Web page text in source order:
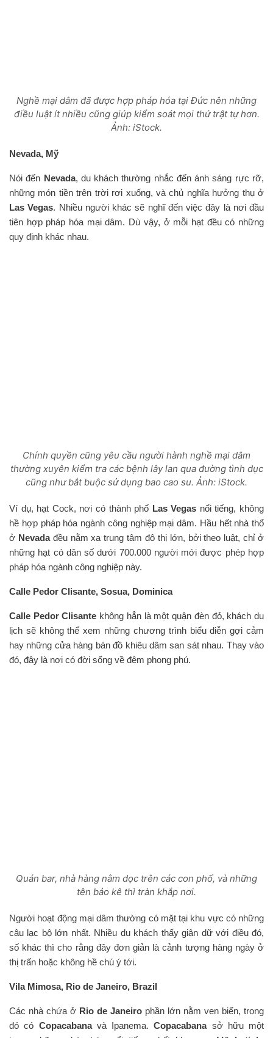
Nghề mại dâm đã được hợp pháp hóa tại Đức nên những
điều luật ít nhiều cũng giúp kiểm soát mọi thứ trật tự hơn.
Ảnh: iStock.
Nevada, Mỹ
Nói đến Nevada, du khách thường nhắc đến ánh sáng rực rỡ,
những món tiền trên trời rơi xuống, và chủ nghĩa hưởng thụ ở
Las Vegas. Nhiều người khác sẽ nghĩ đến việc đây là nơi đầu
tiên hợp pháp hóa mại dâm. Dù vậy, ở mỗi hạt đều có những
quy định khác nhau.
Chính quyền cũng yêu cầu người hành nghề mại dâm
thường xuyên kiểm tra các bệnh lây lan qua đường tình dục
cũng như bắt buộc sử dụng bao cao su. Ảnh: iStock.
Ví dụ, hạt Cock, nơi có thành phố Las Vegas nổi tiếng, không
hề hợp pháp hóa ngành công nghiệp mại dâm. Hầu hết nhà thổ
ở Nevadađều nằm xa trung tâm đô thị lớn, bởi theo luật, chỉ ở
những hạt có dân số dưới 700.000 người mới được phép hợp
pháp hóa ngành công nghiệp này.
Calle Pedor Clisante, Sosua, Dominica
Calle Pedor Clisante không hẳn là một quận đèn đỏ, khách du
lịch sẽ không thể xem những chương trình biểu diễn gợi cảm
hay những cửa hàng bán đồ khiêu dâm san sát nhau. Thay vào
đó, đây là nơi có đời sống về đêm phong phú.
Quán bar, nhà hàng nằm dọc trên các con phố, và những
tên bảo kê thì tràn khắp nơi.
Người hoạt động mại dâm thường có mặt tại khu vực có những
câu lạc bộ lớn nhất. Nhiều du khách thấy giận dữ với điều đó,
số khác thì cho rằng đây đơn giản là cảnh tượng hàng ngày ở
thị trấn hoặc không hề chú ý tới.
Vila Mimosa, Rio de Janeiro, Brazil
Các nhà chứa ở Rio de Janeiro phần lớn nằm ven biển, trong
đó có Copacabanavà Ipanema.Copacabanasở hữu một